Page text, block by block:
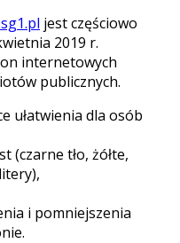
jest częściowo
2019 r.
internetowych
publicznych.
ułatwienia dla osób
(czarne tło, żółte,
i pomniejszenia